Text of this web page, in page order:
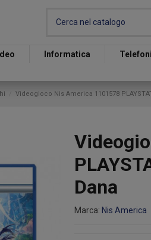
Informatica
Videogioco Nis America 1101578
Dana
Marca: Nis America